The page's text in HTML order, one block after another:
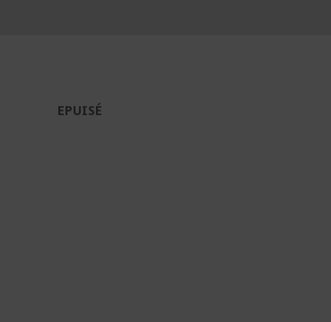
EPUISÉ